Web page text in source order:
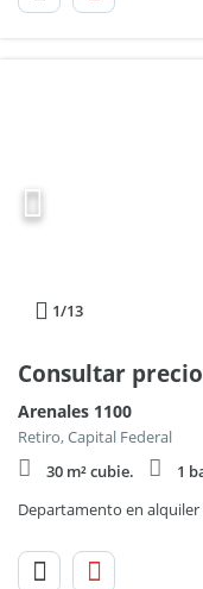
1/13
Consultar precio
Arenales 1100
Retiro, Capital Federal
30 m² cubie.
1
Departamento en